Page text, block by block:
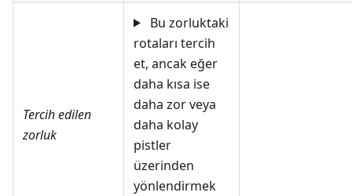
Tercih edilen
zorluk
Bu zorluktaki
rotaları tercih
et, ancak eğer
daha kısa ise
daha zor veya
daha kolay
pistler
üzerinden
yönlendirmek